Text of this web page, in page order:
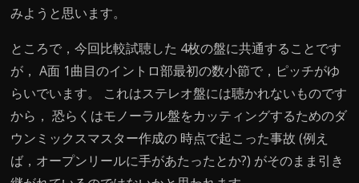
みようと思います。
ところで，今回比較試聴した 4枚の盤に共通することです
が， A面 1曲目のイントロ部最初の数小節で，ピッチがゆ
らいでいます。 これはステレオ盤には聴かれないものです
から， 恐らくはモノーラル盤をカッティングするためのダ
ウンミックスマスター作成の 時点で起こった事故 (例え
ば，オープンリールに手があたったとか?) がそのまま引き